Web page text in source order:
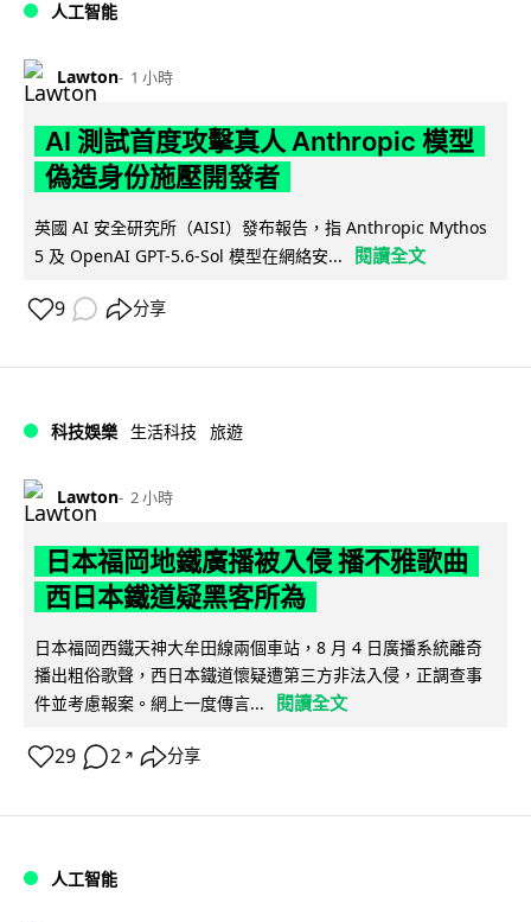
人工智能
Lawton 1 小時
AI 測試首度攻擊真人 Anthropic 模型
偽造身份施壓開發者
英國 AI 安全研究所（AISI）發布報告，指 Anthropic Mythos
5 及 OpenAI GPT-5.6-Sol 模型在網絡安...
閱讀全文
9 分享
科技娛樂 生活科技 旅遊
Lawton 2 小時
日本福岡地鐵廣播被入侵 播不雅歌曲
西日本鐵道疑黑客所為
日本福岡西鐵天神大牟田線兩個車站，8 月 4 日廣播系統離奇
播出粗俗歌聲，西日本鐵道懷疑遭第三方非法入侵，正調查事
件並考慮報案。網上一度傳言...
閱讀全文
29 2 ↗ 分享
人工智能